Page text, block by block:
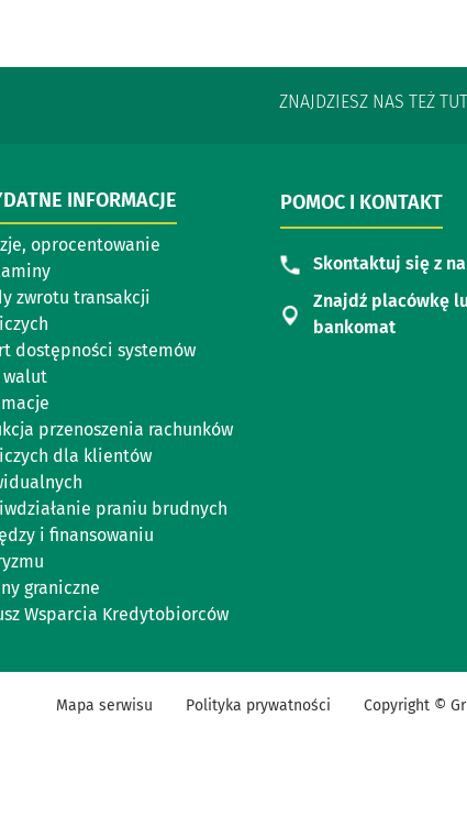
ZNAJDZIESZ NAS TEŻ
INFORMACJE
oprocentowanie
zwrotu transakcji
dostępności systemów
walut
przenoszenia rachunków
dla klientów
praniu brudnych
i finansowaniu
graniczne
Wsparcia Kredytobiorców
POMOC I KONTAKT
Skontaktuj się z
Znajdź placówkę
bankomat
Mapa serwisu Polityka prywatności Copyright ©